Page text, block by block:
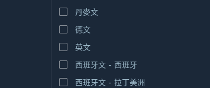
丹麥文
德文
英文
西班牙文 - 西班牙
西班牙文 - 拉丁美洲